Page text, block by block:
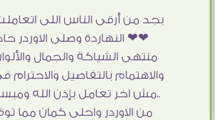
بجد من أرقى الناس اللى
❤❤ النهاردة وصلى الاوردر
منتهى الشياكة والجمال
والاهتمام بالتفاصيل والاحترام
..مش اخر تعامل بإذن الله
من الاوردر واحلى كمان مما